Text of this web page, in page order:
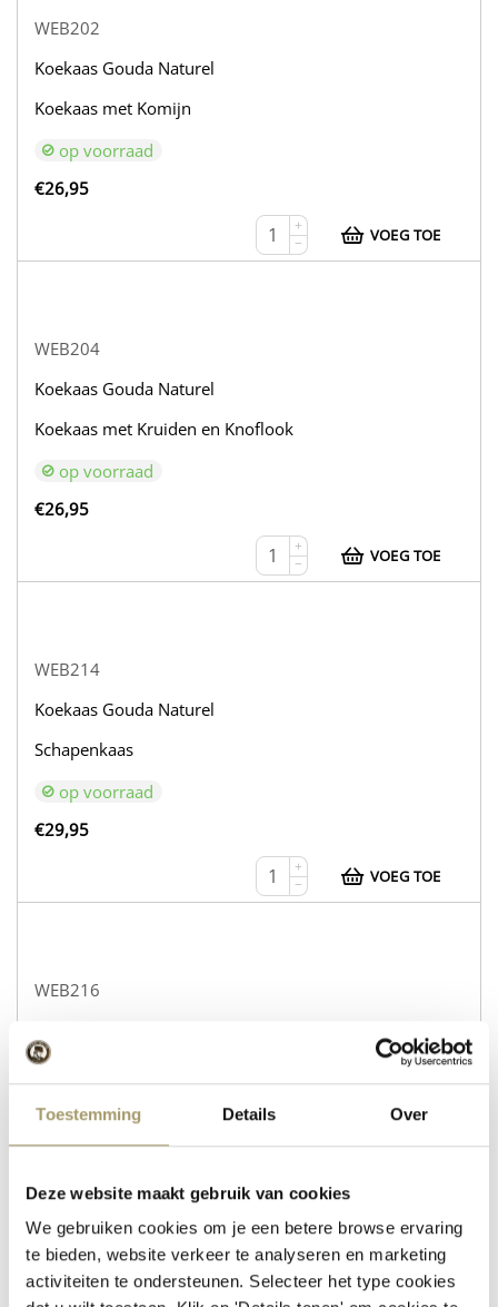
Toestemming Details Over
Deze website maakt gebruik van cookies
We gebruiken cookies om je een betere browse ervaring
te bieden, website verkeer te analyseren en marketing
activiteiten te ondersteunen. Selecteer het type cookies
WEB202
Koekaas Gouda Naturel
Koekaas met Komijn
op voorraad
€26,95
+
−
VOEG TOE
WEB204
Koekaas Gouda Naturel
Koekaas met Kruiden en Knoflook
op voorraad
€26,95
+
−
VOEG TOE
WEB214
Koekaas Gouda Naturel
Schapenkaas
op voorraad
€29,95
+
−
VOEG TOE
WEB216
Schapenkaas Rozemarijn Tijm
op voorraad
€30,95
+
−